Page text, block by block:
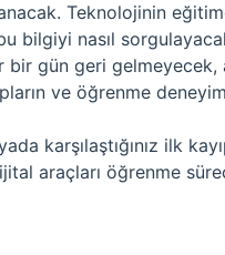
Teknolojinin
bilgiyi nasıl
gün geri gelmeyecek,
ve öğrenme
karşılaştığınız ilk
araçları öğrenme